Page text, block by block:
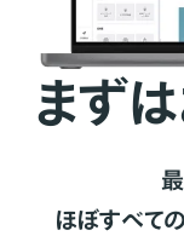
まず
ほぼすべて